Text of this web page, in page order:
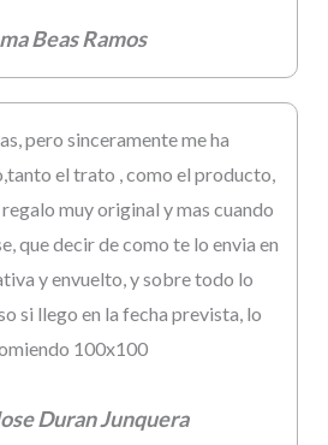
Beas Ramos
pero sinceramente me ha
el trato , como el producto,
muy original y mas cuando
que decir de como te lo envia en
y envuelto, y sobre todo lo
si llego en la fecha prevista, lo
100x100
Duran Junquera